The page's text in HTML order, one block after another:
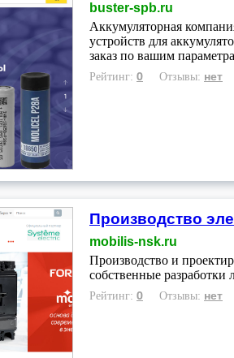
buster-spb.ru
Аккумуляторная
устройств для
заказ по вашим
Рейтинг: 0 Отзывы: нет
Производство
mobilis-nsk.ru
Производство и
собственные разработки
Рейтинг: 0 Отзывы: нет